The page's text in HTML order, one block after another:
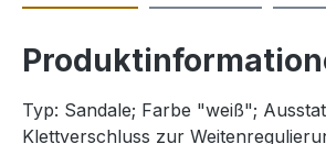
Typ: Sandale; Farbe "weiß";
Klettverschluss zur